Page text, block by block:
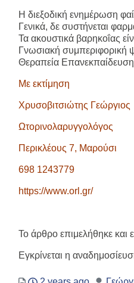
Η διεξοδική ενημέρωση
Γενικά, δε συστήνεται
Τα ακουστικά βαρηκοΐας
Γνωσιακή συμπεριφορική
Θεραπεία
Με εκτίμηση
Χρυσοβιτσιώτης Γεώργιος
Ωτορινολαρυγγολόγος
Περικλέους 7, Μαρούσι
698 1243779
https://www.orl.gr/
Το άρθρο επιμελήθηκε και
Εγκρίνεται η
Posted Author